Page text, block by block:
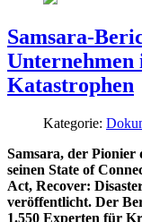
Samsara-
Katastrophen
Kategorie:
Samsara, der
seinen State of
Act, Recover:
veröffentlicht. Der
1.550 Experten für